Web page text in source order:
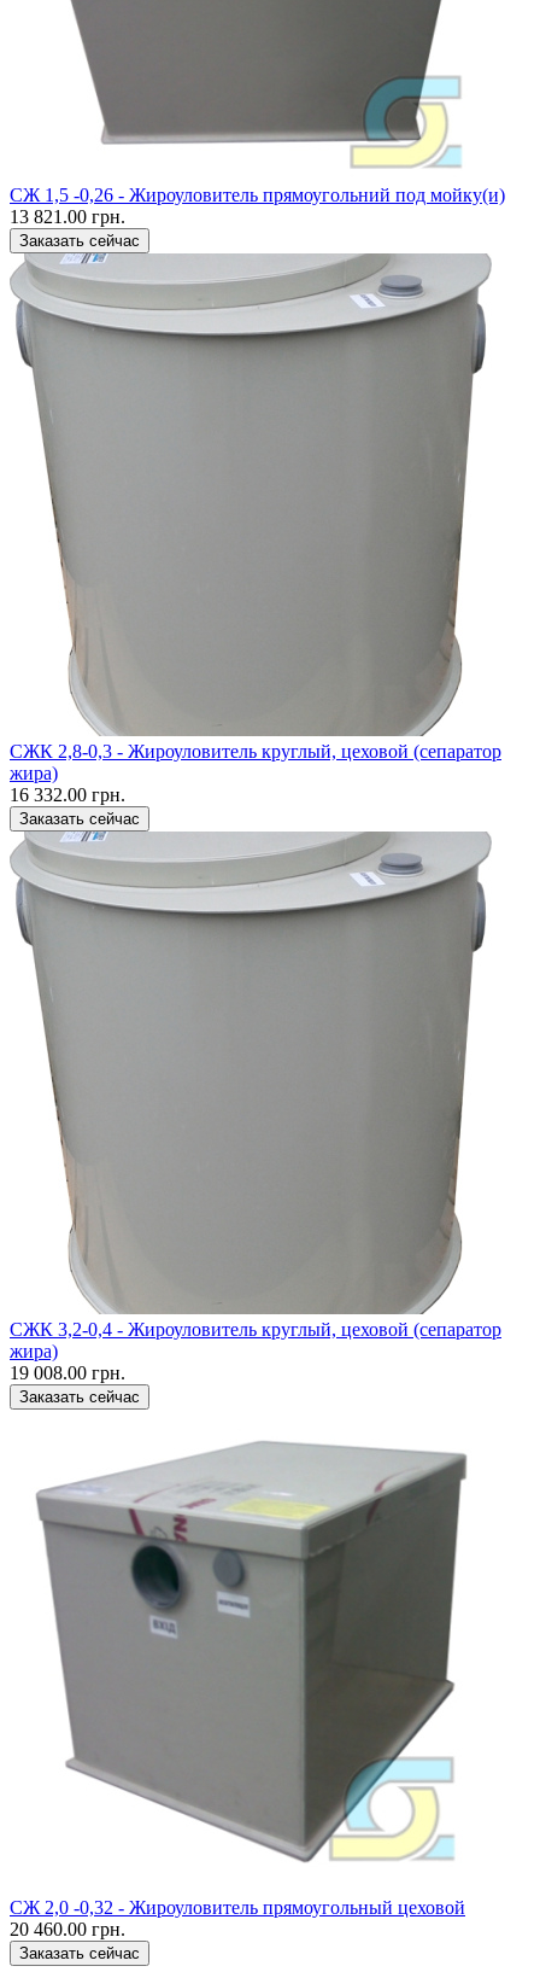
CЖ 1,5 -0,26 - Жироуловитель прямоугольний под мойку(и)
13 821.00 грн.
Заказать сейчас
CЖК 2,8-0,3 - Жироуловитель круглый, цеховой (сепаратор
жира)
16 332.00 грн.
Заказать сейчас
CЖК 3,2-0,4 - Жироуловитель круглый, цеховой (сепаратор
жира)
19 008.00 грн.
Заказать сейчас
CЖ 2,0 -0,32 - Жироуловитель прямоугольный цеховой
20 460.00 грн.
Заказать сейчас